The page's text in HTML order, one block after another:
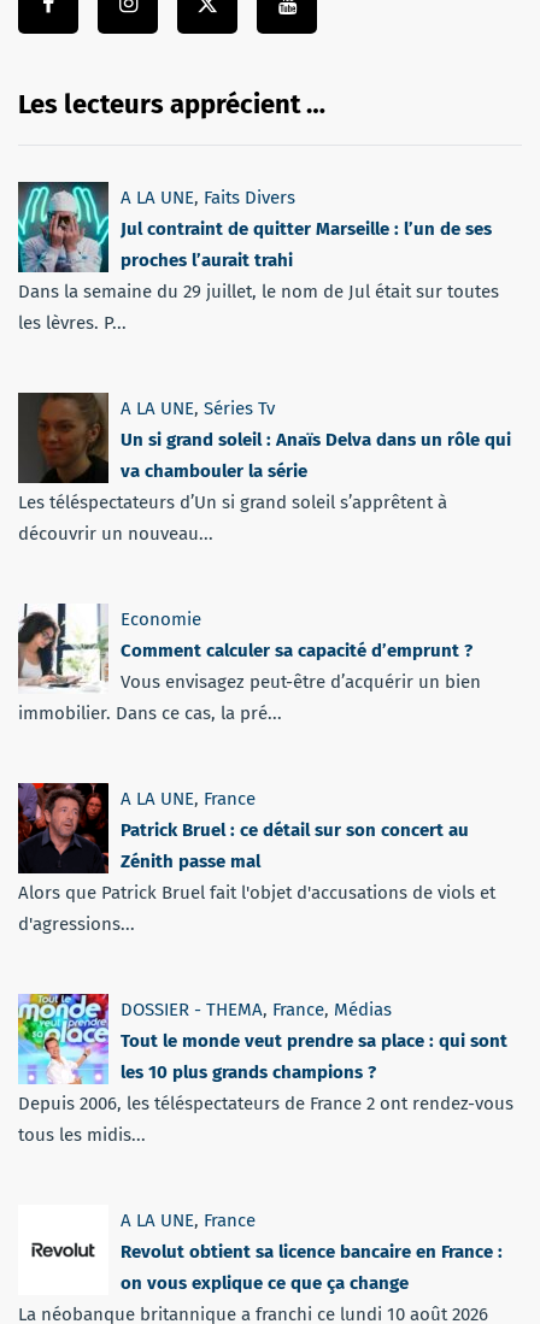
Les lecteurs apprécient …
A LA UNE, Faits Divers
Jul contraint de quitter Marseille : l’un de ses
proches l’aurait trahi
Dans la semaine du 29 juillet, le nom de Jul était sur toutes
les lèvres. P...
A LA UNE, Séries Tv
Un si grand soleil : Anaïs Delva dans un rôle qui
va chambouler la série
Les téléspectateurs d’Un si grand soleil s’apprêtent à
découvrir un nouveau...
Economie
Comment calculer sa capacité d’emprunt ?
Vous envisagez peut-être d’acquérir un bien
immobilier. Dans ce cas, la pré...
A LA UNE, France
Patrick Bruel : ce détail sur son concert au
Zénith passe mal
Alors que Patrick Bruel fait l'objet d'accusations de viols et
d'agressions...
DOSSIER - THEMA, France, Médias
Tout le monde veut prendre sa place : qui sont
les 10 plus grands champions ?
Depuis 2006, les téléspectateurs de France 2 ont rendez-vous
tous les midis...
A LA UNE, France
Revolut obtient sa licence bancaire en France :
on vous explique ce que ça change
La néobanque britannique a franchi ce lundi 10 août 2026